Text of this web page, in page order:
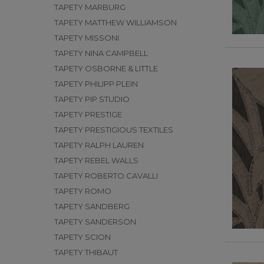
TAPETY MARBURG
TAPETY MATTHEW WILLIAMSON
TAPETY MISSONI
TAPETY NINA CAMPBELL
TAPETY OSBORNE & LITTLE
TAPETY PHILIPP PLEIN
TAPETY PIP STUDIO
TAPETY PRESTIGE
TAPETY PRESTIGIOUS TEXTILES
TAPETY RALPH LAUREN
TAPETY REBEL WALLS
TAPETY ROBERTO CAVALLI
TAPETY ROMO
TAPETY SANDBERG
TAPETY SANDERSON
TAPETY SCION
TAPETY THIBAUT